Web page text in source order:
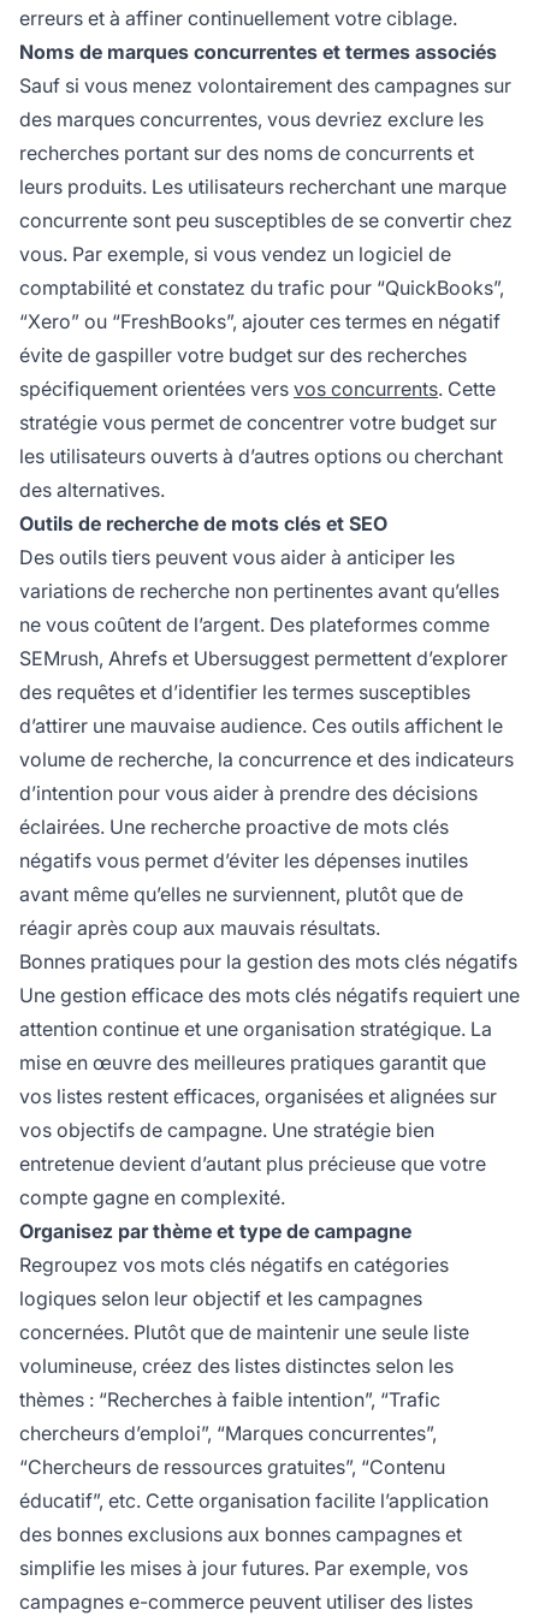
erreurs et à affiner continuellement votre ciblage.
Noms de marques concurrentes et termes associés
Sauf si vous menez volontairement des campagnes sur
des marques concurrentes, vous devriez exclure les
recherches portant sur des noms de concurrents et
leurs produits. Les utilisateurs recherchant une marque
concurrente sont peu susceptibles de se convertir chez
vous. Par exemple, si vous vendez un logiciel de
comptabilité et constatez du trafic pour “QuickBooks”,
“Xero” ou “FreshBooks”, ajouter ces termes en négatif
évite de gaspiller votre budget sur des recherches
spécifiquement orientées vers vos concurrents. Cette
stratégie vous permet de concentrer votre budget sur
les utilisateurs ouverts à d’autres options ou cherchant
des alternatives.
Outils de recherche de mots clés et SEO
Des outils tiers peuvent vous aider à anticiper les
variations de recherche non pertinentes avant qu’elles
ne vous coûtent de l’argent. Des plateformes comme
SEMrush, Ahrefs et Ubersuggest permettent d’explorer
des requêtes et d’identifier les termes susceptibles
d’attirer une mauvaise audience. Ces outils affichent le
volume de recherche, la concurrence et des indicateurs
d’intention pour vous aider à prendre des décisions
éclairées. Une recherche proactive de mots clés
négatifs vous permet d’éviter les dépenses inutiles
avant même qu’elles ne surviennent, plutôt que de
réagir après coup aux mauvais résultats.
Bonnes pratiques pour la gestion des mots clés négatifs
Une gestion efficace des mots clés négatifs requiert une
attention continue et une organisation stratégique. La
mise en œuvre des meilleures pratiques garantit que
vos listes restent efficaces, organisées et alignées sur
vos objectifs de campagne. Une stratégie bien
entretenue devient d’autant plus précieuse que votre
compte gagne en complexité.
Organisez par thème et type de campagne
Regroupez vos mots clés négatifs en catégories
logiques selon leur objectif et les campagnes
concernées. Plutôt que de maintenir une seule liste
volumineuse, créez des listes distinctes selon les
thèmes : “Recherches à faible intention”, “Trafic
chercheurs d’emploi”, “Marques concurrentes”,
“Chercheurs de ressources gratuites”, “Contenu
éducatif”, etc. Cette organisation facilite l’application
des bonnes exclusions aux bonnes campagnes et
simplifie les mises à jour futures. Par exemple, vos
campagnes e-commerce peuvent utiliser des listes